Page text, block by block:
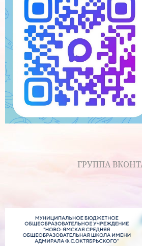
ГРУППА